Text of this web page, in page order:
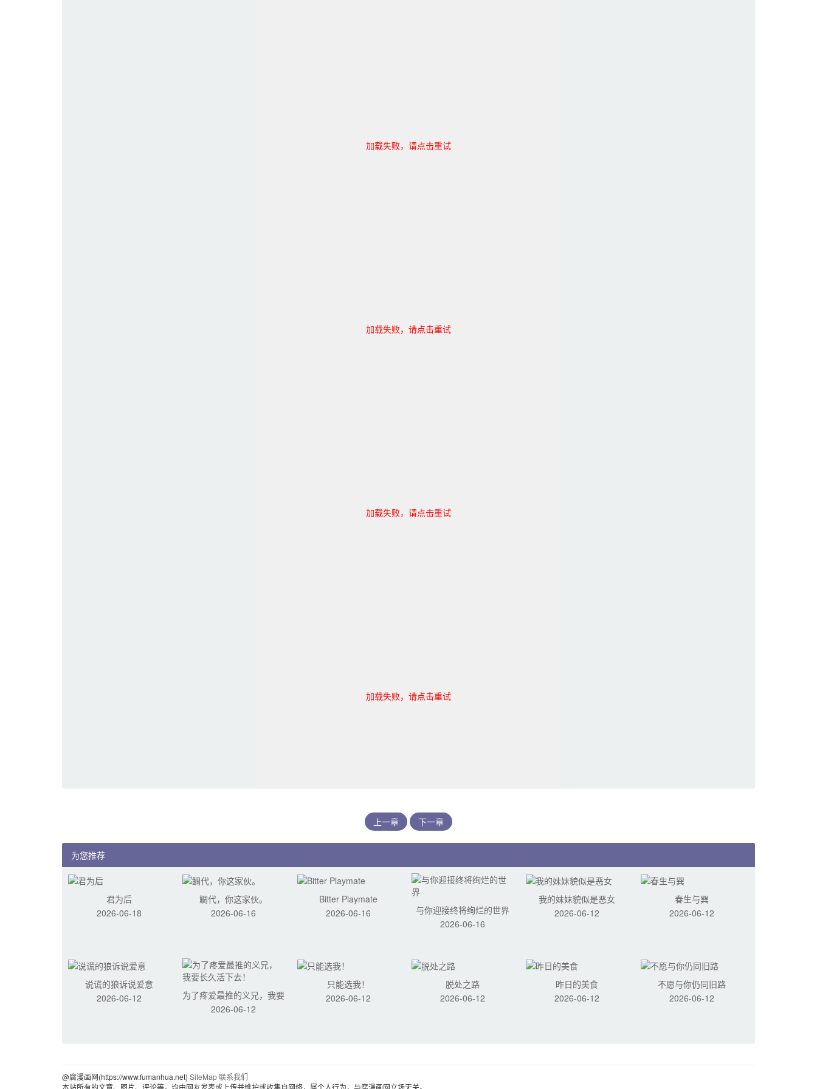
加载失败，请点击重试
加载失败，请点击重试
加载失败，请点击重试
加载失败，请点击重试
上一章 下一章
为您推荐
君为后
2026-06-18
鲷代，你这家伙。
2026-06-16
Bitter Playmate
2026-06-16
与你迎接终将绚烂的世界
2026-06-16
我的妹妹貌似是恶女
2026-06-12
春生与巽
2026-06-12
说谎的狼诉说爱意
2026-06-12
为了疼爱最推的义兄，我要
长久活下去！
2026-06-12
只能选我！
2026-06-12
脱处之路
2026-06-12
昨日的美食
2026-06-12
不愿与你仍同旧路
2026-06-12
@腐漫画网(https://www.fumanhua.net) SiteMap联系我们
本站所有的文章、图片、评论等，均由网友发表或上传并维护或收集自网络，属个人行为，与腐漫画网立场无关。